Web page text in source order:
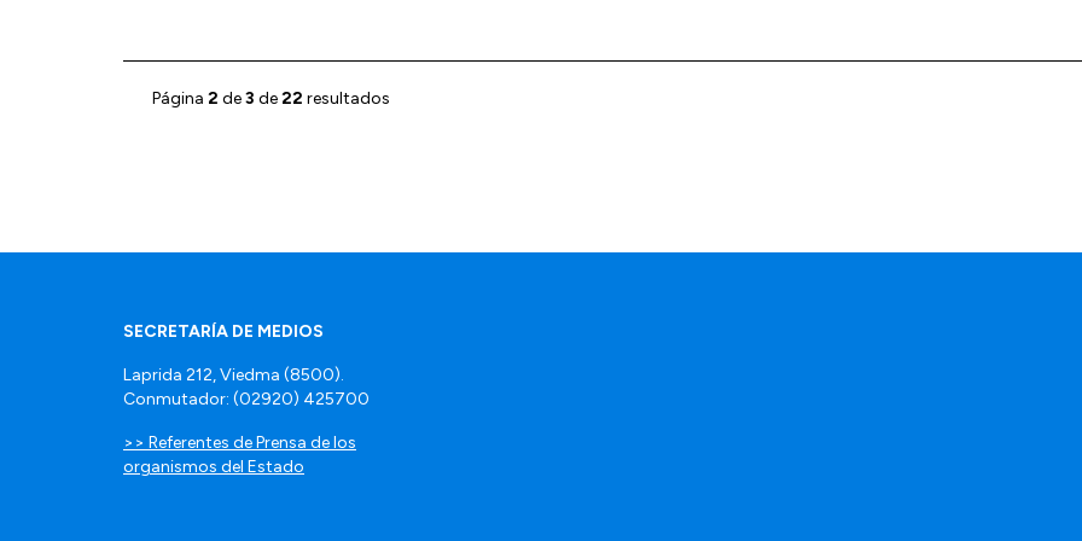
Página 2 de3 de22 resultados
SECRETARÍA DE MEDIOS
Laprida 212, Viedma (8500).
Conmutador: (02920) 425700
>> Referentes de Prensa de los
organismos del Estado